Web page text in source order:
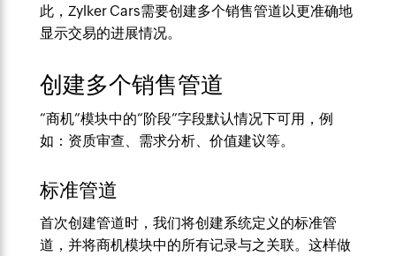
此，Zylker Cars需要创建多个销售管道以更准确地
显示交易的进展情况。
创建多个销售管道
“商机”模块中的“阶段”字段默认情况下可用，例
如：资质审查、需求分析、价值建议等。
标准管道
首次创建管道时，我们将创建系统定义的标准管
道，并将商机模块中的所有记录与之关联。这样做